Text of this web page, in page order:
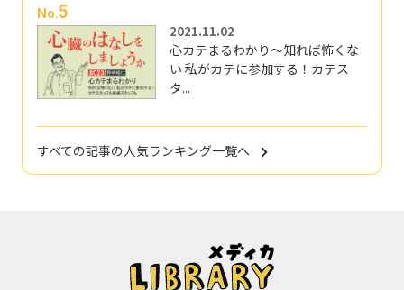
No.5
2021.11.02
心カテまるわかり～知れば怖くな
い 私がカテに参加する！カテス
タ...
すべての記事の人気ランキング一覧へ